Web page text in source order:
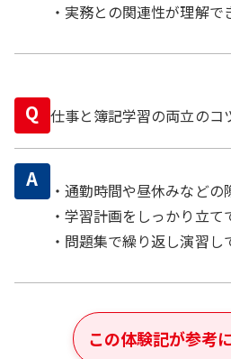
・実務との関連性が理解
Q 仕事と簿記学習の両立のコ
A
・通勤時間や昼休みなど
・学習計画をしっかり立て
・問題集で繰り返し演習
この体験記が参考